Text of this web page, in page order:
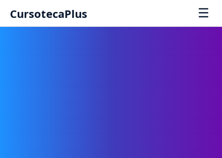
CursotecaPlus ☰